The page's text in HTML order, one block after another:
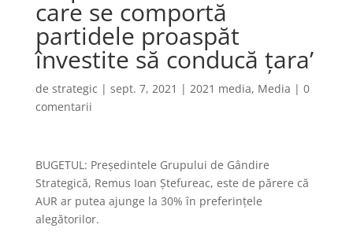
care se comportă
partidele proaspăt
învestite să conducă țara’
de strategic | sept. 7, 2021 | 2021 media, Media | 0
comentarii
BUGETUL: Președintele Grupului de Gândire
Strategică, Remus Ioan Ștefureac, este de părere că
AUR ar putea ajunge la 30% în preferințele
alegătorilor.